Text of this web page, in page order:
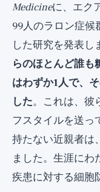
Medicineに、エク
99人のラロン症候
した研究を発表し
らのほとんど誰も
はわずか1人で、
した。これは、彼
フスタイルを送っ
持たない近親者は
ました。生涯にわ
疾患に対する細胞